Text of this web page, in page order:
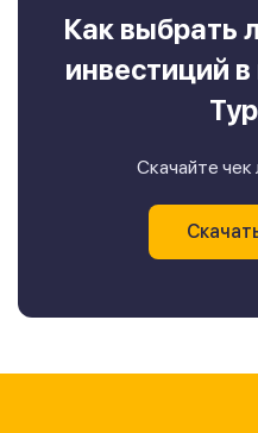
Как выбрать
инвестиций
Скачайте чек